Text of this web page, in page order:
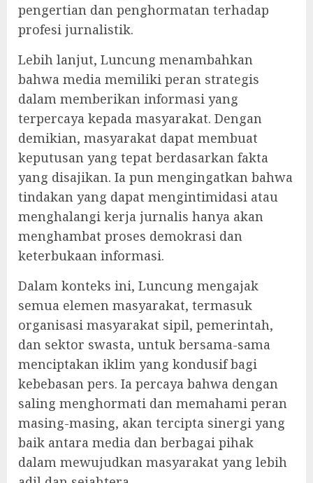
pengertian dan penghormatan terhadap
profesi jurnalistik.
Lebih lanjut, Luncung menambahkan
bahwa media memiliki peran strategis
dalam memberikan informasi yang
terpercaya kepada masyarakat. Dengan
demikian, masyarakat dapat membuat
keputusan yang tepat berdasarkan fakta
yang disajikan. Ia pun mengingatkan bahwa
tindakan yang dapat mengintimidasi atau
menghalangi kerja jurnalis hanya akan
menghambat proses demokrasi dan
keterbukaan informasi.
Dalam konteks ini, Luncung mengajak
semua elemen masyarakat, termasuk
organisasi masyarakat sipil, pemerintah,
dan sektor swasta, untuk bersama-sama
menciptakan iklim yang kondusif bagi
kebebasan pers. Ia percaya bahwa dengan
saling menghormati dan memahami peran
masing-masing, akan tercipta sinergi yang
baik antara media dan berbagai pihak
dalam mewujudkan masyarakat yang lebih